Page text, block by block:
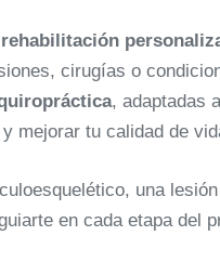
rehabilitación
cirugías o
, adaptadas
mejorar tu calidad de
una
en cada etapa del